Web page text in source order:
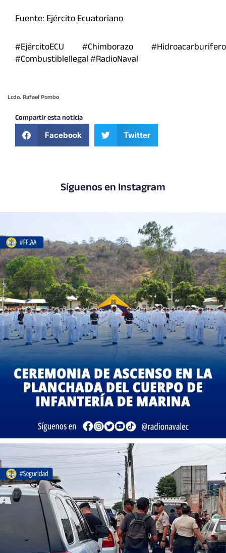
Fuente: Ejército Ecuatoriano
#EjércitoECU #Chimborazo #Hidroacarburifero
#CombustibleIlegal #RadioNaval
Lcdo. Rafael Pombo
Compartir esta noticia
Facebook Twitter
Síguenos en Instagram